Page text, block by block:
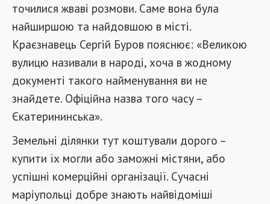
точилися жваві розмови. Саме вона була
найширшою та найдовшою в місті.
Краєзнавець Сергій Буров пояснює: «Великою
вулицю називали в народі, хоча в жодному
документі такого найменування ви не
знайдете. Офіційна назва того часу –
Єкатерининська».
Земельні ділянки тут коштували дорого –
купити їх могли або заможні містяни, або
успішні комерційні організації. Сучасні
маріупольці добре знають найвідоміші